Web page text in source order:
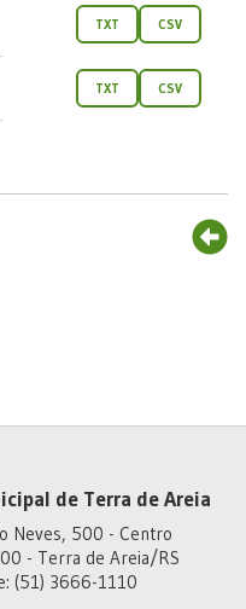
TXT CSV
TXT CSV
de Terra de Areia
Neves, 500 - Centro
- Terra de Areia/RS
(51) 3666-1110